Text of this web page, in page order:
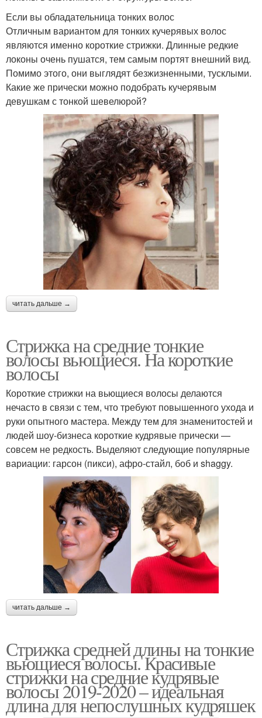
Если вы обладательница тонких волос
Отличным вариантом для тонких кучерявых волос
являются именно короткие стрижки. Длинные редкие
локоны очень пушатся, тем самым портят внешний вид.
Помимо этого, они выглядят безжизненными, тусклыми.
Какие же прически можно подобрать кучерявым
девушкам с тонкой шевелюрой?
читать дальше →
Стрижка на средние тонкие
волосы вьющиеся. На короткие
волосы
Короткие стрижки на вьющиеся волосы делаются
нечасто в связи с тем, что требуют повышенного ухода и
руки опытного мастера. Между тем для знаменитостей и
людей шоу-бизнеса короткие кудрявые прически —
совсем не редкость. Выделяют следующие популярные
вариации: гарсон (пикси), афро-стайл, боб и shaggy.
читать дальше →
Стрижка средней длины на тонкие
вьющиеся волосы. Красивые
стрижки на средние кудрявые
волосы 2019-2020 – идеальная
длина для непослушных кудряшек